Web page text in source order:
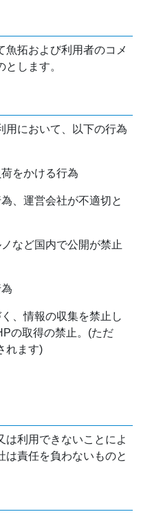
魚拓および利用者のコメ
します。
用において、以下の行為
をかける行為
、運営会社が不適切と
など国内で公開が禁止
、情報の収集を禁止し
の取得の禁止。(ただ
れます)
は利用できないことによ
は責任を負わないものと